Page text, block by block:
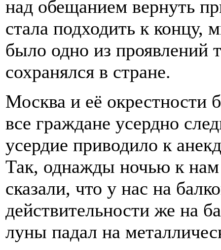
над обещанием вернуть
стала подходить к концу,
было одно из проявлений
сохранялся в стране.
Москва и её окрестности
все граждане усердно
усердие приводило к
Так, однажды ночью к нам
сказали, что у нас на
действительности же на
луны падал на